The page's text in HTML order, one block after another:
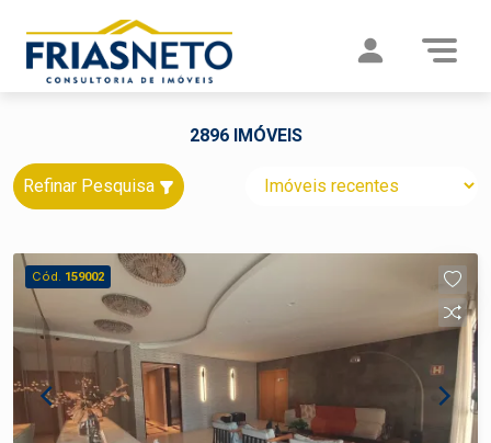
2896 IMÓVEIS
Refinar Pesquisa
Cód. 159002